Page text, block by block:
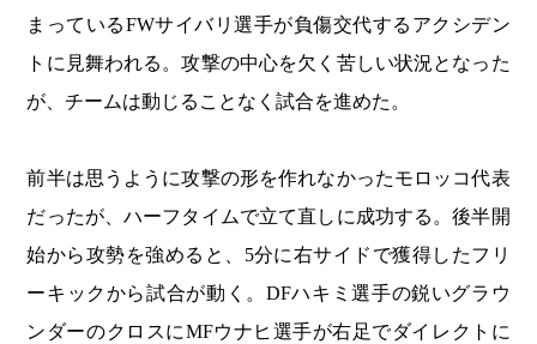
まっているFWサイバリ選手が負傷交代するアクシデン
トに見舞われる。攻撃の中心を欠く苦しい状況となった
が、チームは動じることなく試合を進めた。
前半は思うように攻撃の形を作れなかったモロッコ代表
だったが、ハーフタイムで立て直しに成功する。後半開
始から攻勢を強めると、5分に右サイドで獲得したフリ
ーキックから試合が動く。DFハキミ選手の鋭いグラウ
ンダーのクロスにMFウナヒ選手が右足でダイレクトに